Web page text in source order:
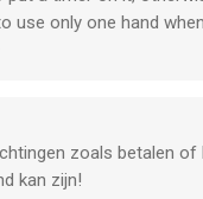
use only one hand
zoals betalen
kan zijn!